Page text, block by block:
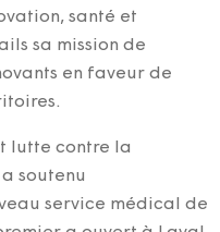
santé et
sa mission de
en faveur de
lutte contre la
soutenu
service médical de